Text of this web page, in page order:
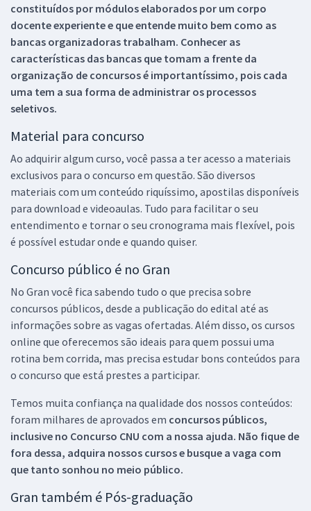
constituídos por módulos elaborados por um corpo
docente experiente e que entende muito bem como as
bancas organizadoras trabalham. Conhecer as
características das bancas que tomam a frente da
organização de concursos é importantíssimo, pois cada
uma tem a sua forma de administrar os processos
seletivos.
Material para concurso
Ao adquirir algum curso, você passa a ter acesso a materiais
exclusivos para o concurso em questão. São diversos
materiais com um conteúdo riquíssimo, apostilas disponíveis
para download e videoaulas. Tudo para facilitar o seu
entendimento e tornar o seu cronograma mais flexível, pois
é possível estudar onde e quando quiser.
Concurso público é no Gran
No Gran você fica sabendo tudo o que precisa sobre
concursos públicos, desde a publicação do edital até as
informações sobre as vagas ofertadas. Além disso, os cursos
online que oferecemos são ideais para quem possui uma
rotina bem corrida, mas precisa estudar bons conteúdos para
o concurso que está prestes a participar.
Temos muita confiança na qualidade dos nossos conteúdos:
foram milhares de aprovados em concursos públicos,
inclusive no Concurso CNU com a nossa ajuda. Não fique de
fora dessa, adquira nossos cursos e busque a vaga com
que tanto sonhou no meio público.
Gran também é Pós-graduação